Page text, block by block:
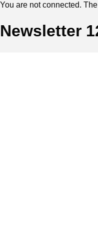
You are not connected.
Newsletter